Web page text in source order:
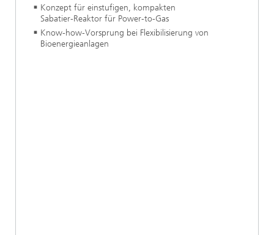
Konzept für einstufigen, kompakten
Sabatier-Reaktor für Power-to-Gas
Know-how-Vorsprung bei Flexibilisierung von
Bioenergieanlagen